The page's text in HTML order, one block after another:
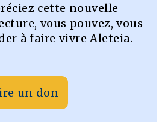
cette nouvelle
vous pouvez, vous
à faire vivre Aleteia.
un don